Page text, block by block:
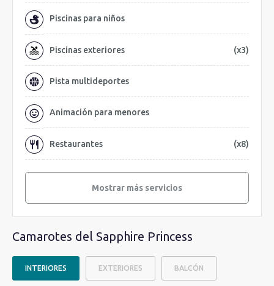
Piscinas para niños
Piscinas exteriores (x3)
Pista multideportes
Animación para menores
Restaurantes (x8)
Mostrar más servicios
Camarotes del Sapphire Princess
INTERIORES EXTERIORES BALCÓN